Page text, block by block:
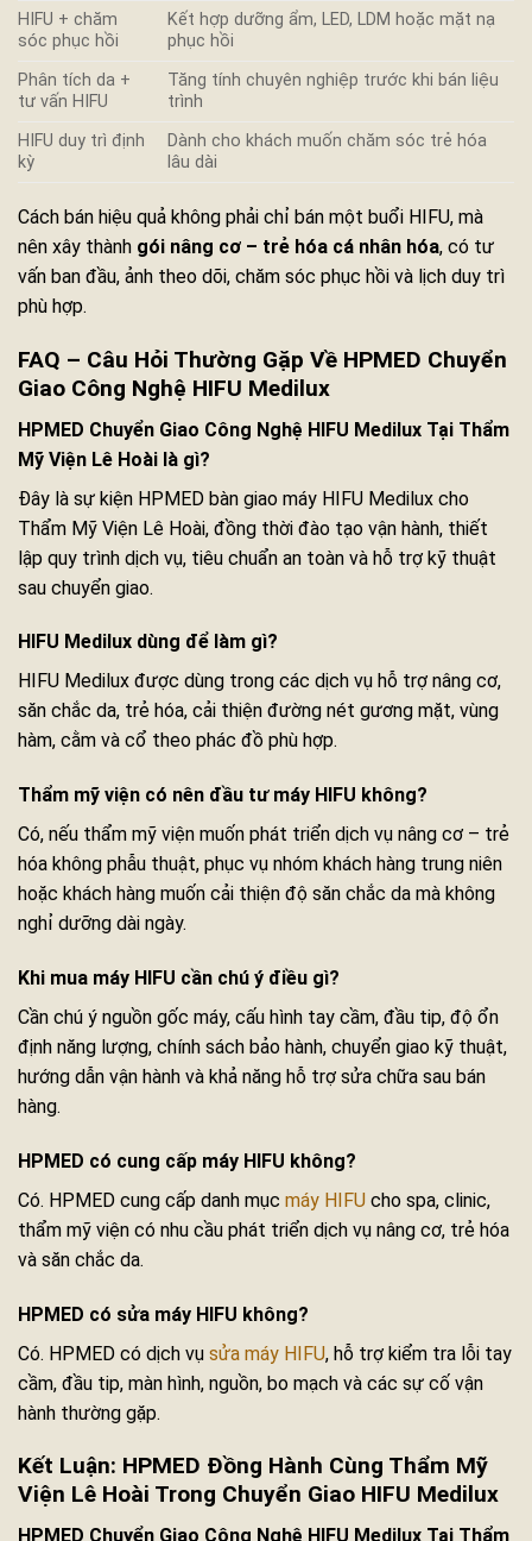
HIFU + chăm
sóc phục hồi
Kết hợp dưỡng ẩm, LED, LDM hoặc mặt nạ
phục hồi
Phân tích da +
tư vấn HIFU
Tăng tính chuyên nghiệp trước khi bán liệu
trình
HIFU duy trì định
kỳ
Dành cho khách muốn chăm sóc trẻ hóa
lâu dài
Cách bán hiệu quả không phải chỉ bán một buổi HIFU, mà
nên xây thành gói nâng cơ – trẻ hóa cá nhân hóa, có tư
vấn ban đầu, ảnh theo dõi, chăm sóc phục hồi và lịch duy trì
phù hợp.
FAQ – Câu Hỏi Thường Gặp Về HPMED Chuyển
Giao Công Nghệ HIFU Medilux
HPMED Chuyển Giao Công Nghệ HIFU Medilux Tại Thẩm
Mỹ Viện Lê Hoài là gì?
Đây là sự kiện HPMED bàn giao máy HIFU Medilux cho
Thẩm Mỹ Viện Lê Hoài, đồng thời đào tạo vận hành, thiết
lập quy trình dịch vụ, tiêu chuẩn an toàn và hỗ trợ kỹ thuật
sau chuyển giao.
HIFU Medilux dùng để làm gì?
HIFU Medilux được dùng trong các dịch vụ hỗ trợ nâng cơ,
săn chắc da, trẻ hóa, cải thiện đường nét gương mặt, vùng
hàm, cằm và cổ theo phác đồ phù hợp.
Thẩm mỹ viện có nên đầu tư máy HIFU không?
Có, nếu thẩm mỹ viện muốn phát triển dịch vụ nâng cơ – trẻ
hóa không phẫu thuật, phục vụ nhóm khách hàng trung niên
hoặc khách hàng muốn cải thiện độ săn chắc da mà không
nghỉ dưỡng dài ngày.
Khi mua máy HIFU cần chú ý điều gì?
Cần chú ý nguồn gốc máy, cấu hình tay cầm, đầu tip, độ ổn
định năng lượng, chính sách bảo hành, chuyển giao kỹ thuật,
hướng dẫn vận hành và khả năng hỗ trợ sửa chữa sau bán
hàng.
HPMED có cung cấp máy HIFU không?
Có. HPMED cung cấp danh mục máy HIFU cho spa, clinic,
thẩm mỹ viện có nhu cầu phát triển dịch vụ nâng cơ, trẻ hóa
và săn chắc da.
HPMED có sửa máy HIFU không?
Có. HPMED có dịch vụ sửa máy HIFU, hỗ trợ kiểm tra lỗi tay
cầm, đầu tip, màn hình, nguồn, bo mạch và các sự cố vận
hành thường gặp.
Kết Luận: HPMED Đồng Hành Cùng Thẩm Mỹ
Viện Lê Hoài Trong Chuyển Giao HIFU Medilux
HPMED Chuyển Giao Công Nghệ HIFU Medilux Tại Thẩm